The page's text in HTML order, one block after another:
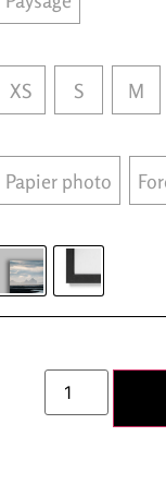
XS S M
Papier photo